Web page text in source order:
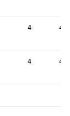
4 4
4 4